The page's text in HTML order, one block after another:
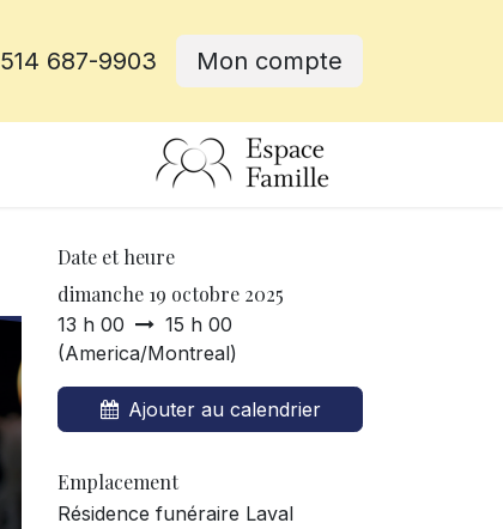
514 687-9903 Mon compte
Date et heure
dimanche 19 octobre 2025
13 h 00
15 h 00
(America/Montreal)
Ajouter au calendrier
Emplacement
Résidence funéraire Laval